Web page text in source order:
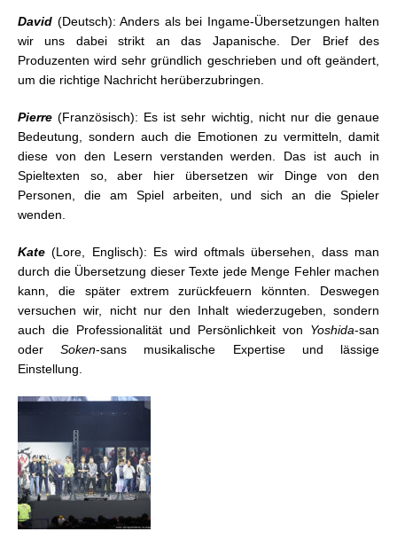
David (Deutsch): Anders als bei Ingame-Übersetzungen halten
wir uns dabei strikt an das Japanische. Der Brief des
Produzenten wird sehr gründlich geschrieben und oft geändert,
um die richtige Nachricht herüberzubringen.
Pierre(Französisch): Es ist sehr wichtig, nicht nur die genaue
Bedeutung, sondern auch die Emotionen zu vermitteln, damit
diese von den Lesern verstanden werden. Das ist auch in
Spieltexten so, aber hier übersetzen wir Dinge von den
Personen, die am Spiel arbeiten, und sich an die Spieler
wenden.
Kate(Lore, Englisch): Es wird oftmals übersehen, dass man
durch die Übersetzung dieser Texte jede Menge Fehler machen
kann, die später extrem zurückfeuern könnten. Deswegen
versuchen wir, nicht nur den Inhalt wiederzugeben, sondern
auch die Professionalität und Persönlichkeit von Yoshida-san
oder Soken-sans musikalische Expertise und lässige
Einstellung.